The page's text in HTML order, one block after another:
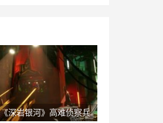
深岩银河》高难侦察兵